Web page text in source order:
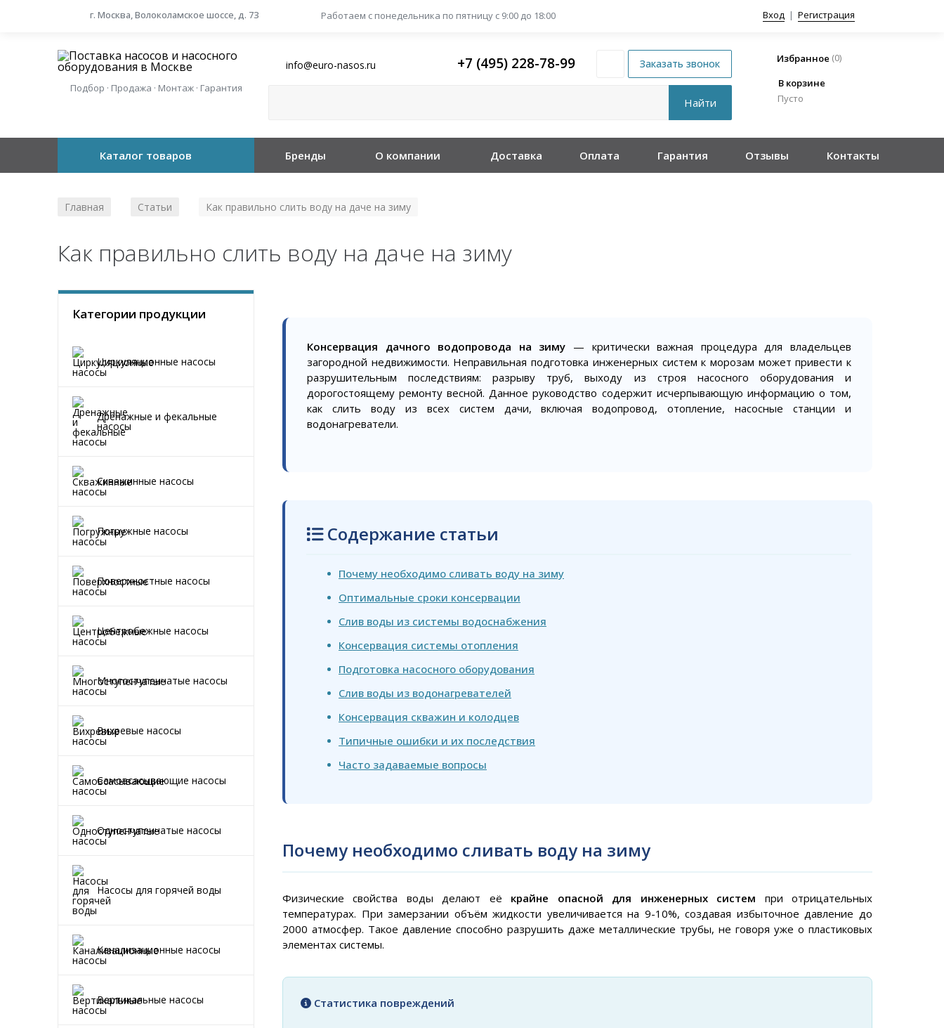
г. Москва, Волоколамское шоссе, д. 73 Работаем с понедельника по пятницу с 9:00 до 18:00 Вход | Регистрация
Подбор · Продажа · Монтаж · Гарантия
info@euro-nasos.ru +7 (495) 228-78-99 Избранное (0)
В корзине
Пусто
Каталог товаров Бренды О компании Доставка Оплата Гарантия Отзывы Контакты
Главная Статьи Как правильно слить воду на даче на зиму
Как правильно слить воду на даче на зиму
Категории продукции
Циркуляционные насосы
Дренажные и фекальные
насосы
Скважинные насосы
Погружные насосы
Поверхностные насосы
Центробежные насосы
Многоступенчатые насосы
Вихревые насосы
Самовсасывающие насосы
Одноступенчатые насосы
Насосы для горячей воды
Канализационные насосы
Вертикальные насосы
Консервация дачного водопровода на зиму — критически важная процедура для владельцев
загородной недвижимости. Неправильная подготовка инженерных систем к морозам может привести к
разрушительным последствиям: разрыву труб, выходу из строя насосного оборудования и
дорогостоящему ремонту весной. Данное руководство содержит исчерпывающую информацию о том,
как слить воду из всех систем дачи, включая водопровод, отопление, насосные станции и
водонагреватели.
Содержание статьи
Почему необходимо сливать воду на зиму
Оптимальные сроки консервации
Слив воды из системы водоснабжения
Консервация системы отопления
Подготовка насосного оборудования
Слив воды из водонагревателей
Консервация скважин и колодцев
Типичные ошибки и их последствия
Часто задаваемые вопросы
Почему необходимо сливать воду на зиму
Физические свойства воды делают её крайне опасной для инженерных систем при отрицательных
температурах. При замерзании объём жидкости увеличивается на 9-10%, создавая избыточное давление до
2000 атмосфер. Такое давление способно разрушить даже металлические трубы, не говоря уже о пластиковых
элементах системы.
Статистика повреждений